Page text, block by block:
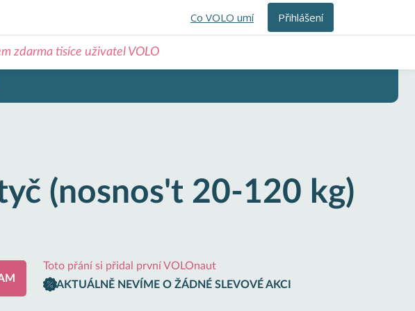
Co VOLO umí Přihlášení
zdarma tisíce uživatel VOLO
(nosnos't 20-120 kg)
Toto přání si přidal první VOLOnaut
AKTUÁLNĚ NEVÍME O ŽÁDNÉ SLEVOVÉ AKCI